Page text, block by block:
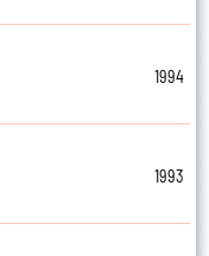
1994
1993